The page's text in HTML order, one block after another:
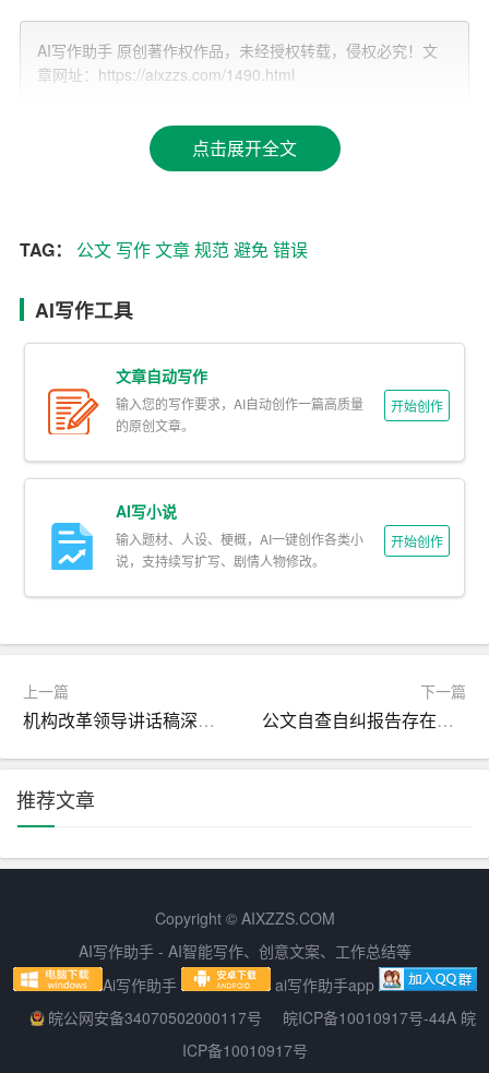
况，确保公文内容符合实际需求，解决问题的针对性强。
二、严谨的格式和排版
公文的格式和排版是其外在表现，也是公文写作中容易忽
规范
的公文应具备以下特点：
体、字号、行间距、页边距等。
文、落款等要分的清晰，便于阅读。
3. 规范的用纸和装订：公文用纸要符合要求，装订要整
齐，不得有破损、散页等情况。
三、规范的用词和语言表达
公文写作要求用词规范、语言简洁、表达明确。避免使用
口语、方言和网络用语，尽量使用规范的书面语。此外，
要注意以下几点：
1. 避免歧义：表达时要尽量选用表意明确的词语，避免产
的一致性。
3. 恰当的语气：公文语气要庄重、谦和，既要体现权威
性，又要符合实际工作需求。
四、注重逻辑性和条理性
的观点和论证过程。具体做法如下：
1. 逻辑清晰：文章结构要合理，观点要鲜明，论证要充
分，使文章逻辑性强。
2. 条理分明：正文部分要有明确的分段，每段都要有明确
AI写作助手 原创著作权作品，未经授权转载，侵权必究！文
章网址：https://aixzzs.com/1490.html
点击展开全文
TAG： 公文 写作文章规范避免错误
AI写作工具
文章自动写作
输入您的写作要求，AI自动创作一篇高质量
的原创文章。
开始创作
AI写小说
输入题材、人设、梗概，AI一键创作各类小
说，支持续写扩写、剧情人物修改。
开始创作
上一篇
机构改革领导讲话稿深入探讨推动改革开放
下一篇
公文自查自纠报告存在问题如何解决
推荐文章
Copyright © AIXZZS.COM
AI写作助手 - AI智能写作、创意文案、工作总结等
Ai写作助手
ai写作助手app
皖公网安备34070502000117号
皖ICP备10010917号-44A 皖
ICP备10010917号